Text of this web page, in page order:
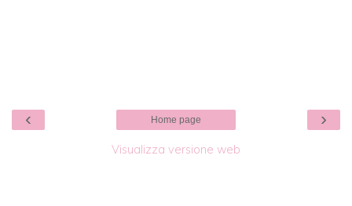
‹ ›
Home page
Visualizza versione web